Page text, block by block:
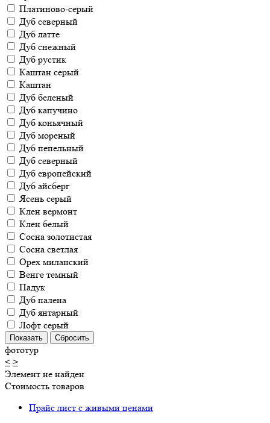
Платиново-серый
Дуб северный
Дуб латте
Дуб снежный
Дуб рустик
Каштан серый
Каштан
Дуб беленый
Дуб капучино
Дуб коньячный
Дуб мореный
Дуб пепельный
Дуб северный
Дуб европейский
Дуб айсберг
Ясень серый
Клен вермонт
Клен белый
Сосна золотистая
Сосна светлая
Орех миланский
Венге темный
Падук
Дуб палена
Дуб янтарный
Лофт серый
фототур
< >
Элемент не найден
Стоимость товаров
Прайс лист с живыми ценами